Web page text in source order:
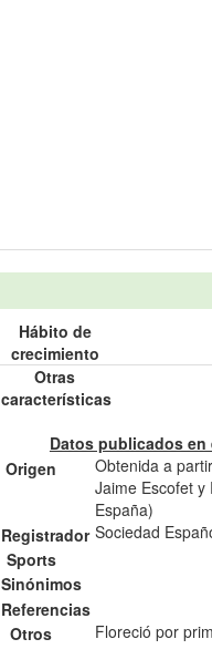
Hábito de
crecimiento
Otras
características
Datos publicados en
Origen
Obtenida a
Jaime Escofet y
España)
Registrador Sociedad
Sports
Sinónimos
Referencias
Otros
Floreció por